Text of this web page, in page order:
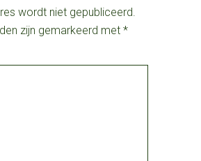
wordt niet gepubliceerd.
zijn gemarkeerd met *